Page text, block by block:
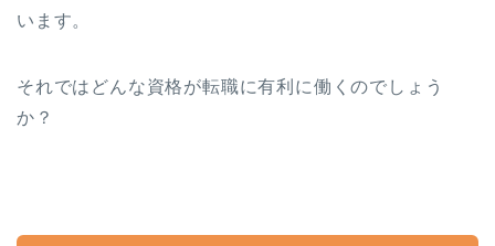
います。
それではどんな資格が転職に有利に働くのでしょう
か？